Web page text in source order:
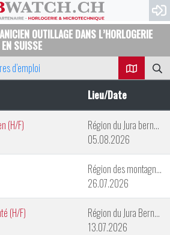
OUTILLAGE DANS L’HORLOGERIE
SUISSE
d’emploi
Lieu/Date
(H/F)
Région du Jura bernois
05.08.2026
Région des montagnes neuchâteloises
26.07.2026
(H/F)
Région du Jura Bernois
13.07.2026